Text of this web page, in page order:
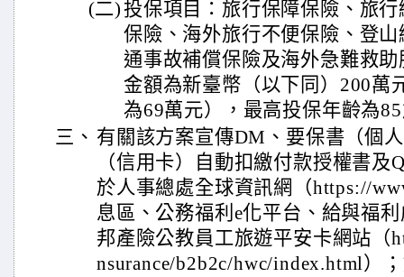
(二)投保項目：旅行保障保險、旅
保險、海外旅行不便保險、登
通事故補償保險及海外急難救
金額為新臺幣（以下同）200萬
為69萬元），最高投保年齡為
三、 有關該方案宣傳DM、要保書（個
（信用卡）自動扣繳付款授權書
於人事總處全球資訊網（https://
息區、公務福利e化平台、給與福
邦產險公教員工旅遊平安卡網站（
nsurance/b2b2c/hwc/index.html）